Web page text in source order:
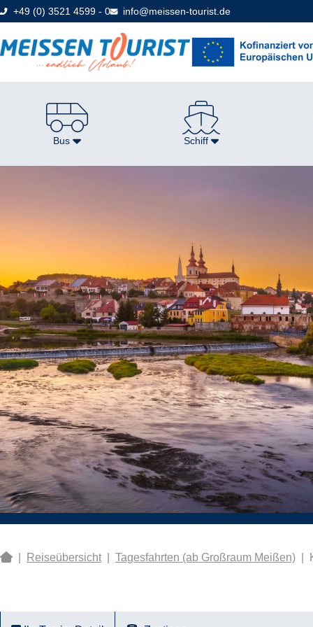
Direkt
zum+49 (0) 3521 4599 - 0 info@meissen-tourist.de
Bus Schiff
Reiseübersicht Tagesfahrten (ab Großraum Meißen)